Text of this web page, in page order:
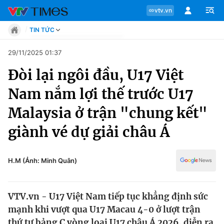
vtv.vn
Chuyên mục
Tin tức
Move
Phong cách
Sự kiện
TIN TỨC
Move
Phong cách
Chân dung
Sự kiện
Bóng đá
Thể thao điện tử
Các môn khác
Bên lề
29/11/2025 01:37
Đòi lại ngôi đầu, U17 Việt
Nam nắm lợi thế trước U17
Malaysia ở trận "chung kết"
giành vé dự giải châu Á
H.M (Ảnh: Minh Quân)
VTV.vn - U17 Việt Nam tiếp tục khẳng định sức
mạnh khi vượt qua U17 Macau 4-0 ở lượt trận